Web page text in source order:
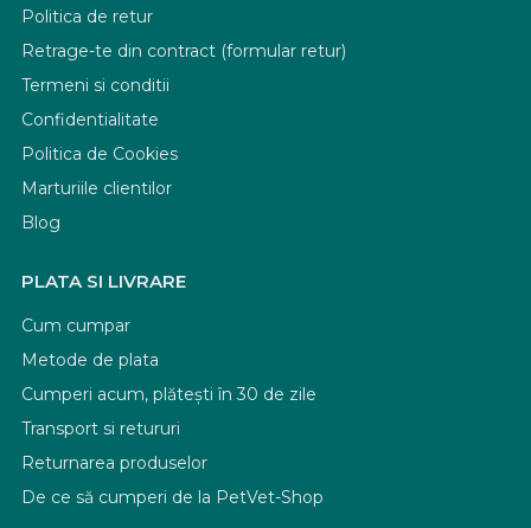
Politica de retur
Retrage-te din contract (formular retur)
Termeni si conditii
Confidentialitate
Politica de Cookies
Marturiile clientilor
Blog
PLATA SI LIVRARE
Cum cumpar
Metode de plata
Cumperi acum, plătești în 30 de zile
Transport si retururi
Returnarea produselor
De ce să cumperi de la PetVet-Shop